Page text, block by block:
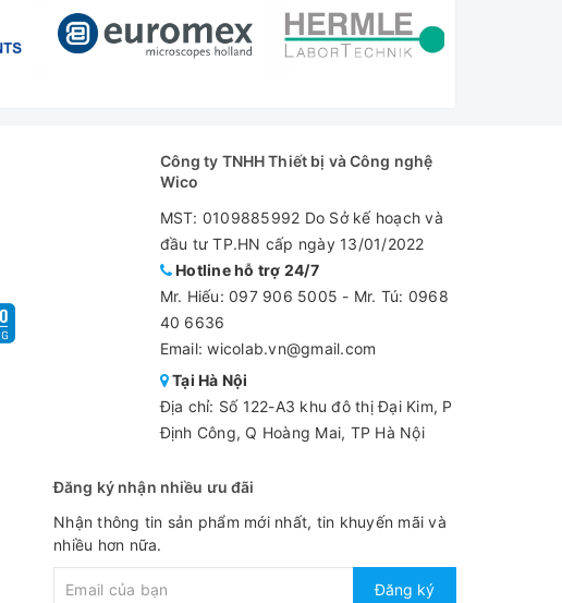
Công ty TNHH Thiết bị và Công nghệ
Wico
MST: 0109885992 Do Sở kế hoạch và
đầu tư TP.HN cấp ngày 13/01/2022
Hotline hỗ trợ 24/7
Mr. Hiếu: 097 906 5005 - Mr. Tú: 0968
40 6636
Email: wicolab.vn@gmail.com
Tại Hà Nội
Địa chỉ: Số 122-A3 khu đô thị Đại Kim, P
Định Công, Q Hoàng Mai, TP Hà Nội
Đăng ký nhận nhiều ưu đãi
Nhận thông tin sản phẩm mới nhất, tin khuyến mãi và
nhiều hơn nữa.
Đăng ký